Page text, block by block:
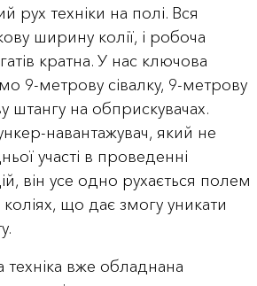
рух техніки на полі. Вся
ширину колії, і робоча
кратна. У нас ключова
9-метрову сівалку, 9-метрову
штангу на обприскувачах.
навантажувач, який не
участі в проведенні
він усе одно рухається полем
що дає змогу уникати
техніка вже обладнана